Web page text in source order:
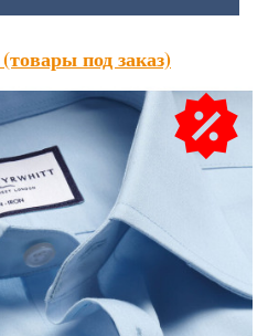
под заказ)